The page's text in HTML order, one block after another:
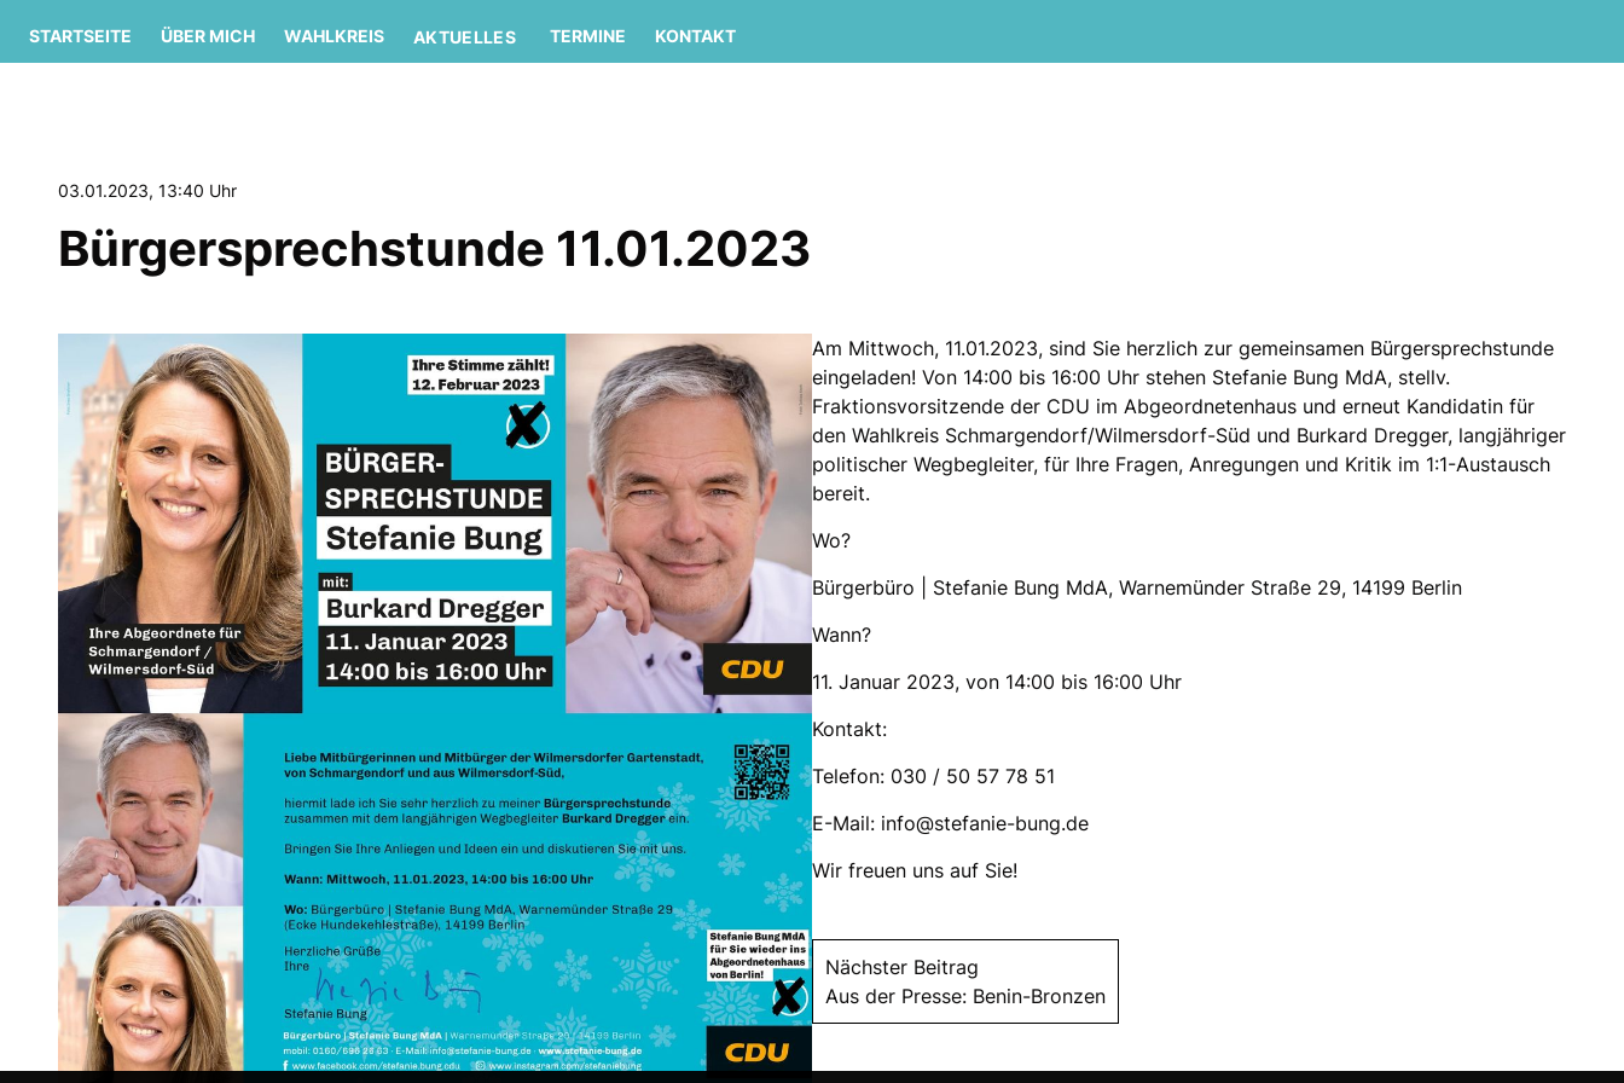
STARTSEITE ÜBER MICH WAHLKREIS AKTUELLES TERMINE KONTAKT
03.01.2023, 13:40 Uhr
Bürgersprechstunde 11.01.2023
Am Mittwoch, 11.01.2023, sind Sie herzlich zur gemeinsamen Bürgersprechstunde
eingeladen! Von 14:00 bis 16:00 Uhr stehen Stefanie Bung MdA, stellv.
Fraktionsvorsitzende der CDU im Abgeordnetenhaus und erneut Kandidatin für
den Wahlkreis Schmargendorf/Wilmersdorf-Süd und Burkard Dregger, langjähriger
politischer Wegbegleiter, für Ihre Fragen, Anregungen und Kritik im 1:1-Austausch
bereit.
Wo?
Bürgerbüro | Stefanie Bung MdA, Warnemünder Straße 29, 14199 Berlin
Wann?
11. Januar 2023, von 14:00 bis 16:00 Uhr
Kontakt:
Telefon: 030 / 50 57 78 51
E-Mail: info@stefanie-bung.de
Wir freuen uns auf Sie!
Nächster Beitrag
Aus der Presse: Benin-Bronzen